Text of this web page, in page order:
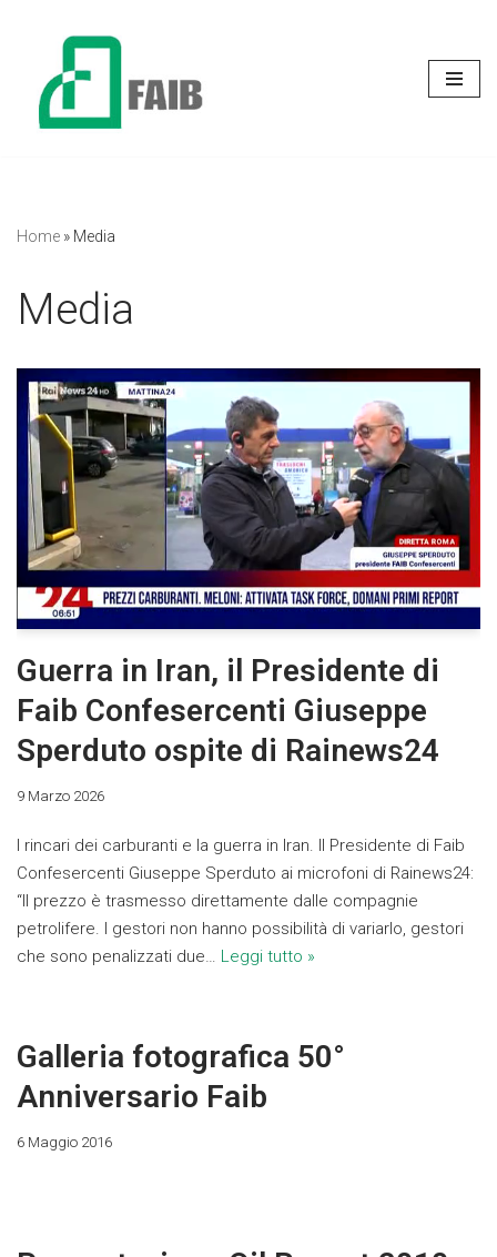
contenuto
Home » Media
Media
Guerra in Iran, il Presidente di
Faib Confesercenti Giuseppe
Sperduto ospite di Rainews24
9 Marzo 2026
I rincari dei carburanti e la guerra in Iran. Il Presidente di Faib
Confesercenti Giuseppe Sperduto ai microfoni di Rainews24:
“Il prezzo è trasmesso direttamente dalle compagnie
petrolifere. I gestori non hanno possibilità di variarlo, gestori
che sono penalizzati due… Leggi tutto »
Galleria fotografica 50°
Anniversario Faib
6 Maggio 2016